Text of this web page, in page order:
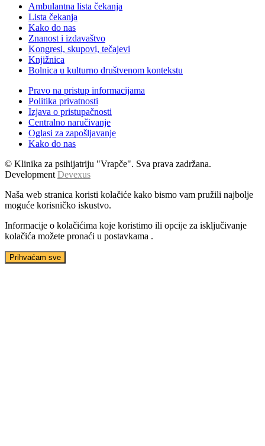
Ambulantna lista čekanja
Lista čekanja
Kako do nas
Znanost i izdavaštvo
Kongresi, skupovi, tečajevi
Knjižnica
Bolnica u kulturno društvenom kontekstu
Pravo na pristup informacijama
Politika privatnosti
Izjava o pristupačnosti
Centralno naručivanje
Oglasi za zapošljavanje
Kako do nas
© Klinika za psihijatriju "Vrapče". Sva prava zadržana.
Development Devexus
Naša web stranica koristi kolačiće kako bismo vam pružili najbolje
moguće korisničko iskustvo.
Informacije o kolačićima koje koristimo ili opcije za isključivanje
kolačića možete pronaći u postavkama .
Prihvaćam sve